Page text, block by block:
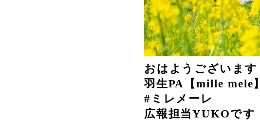
おはようございます
羽生PA【mille mele】
#ミレメーレ
広報担当YUKOです